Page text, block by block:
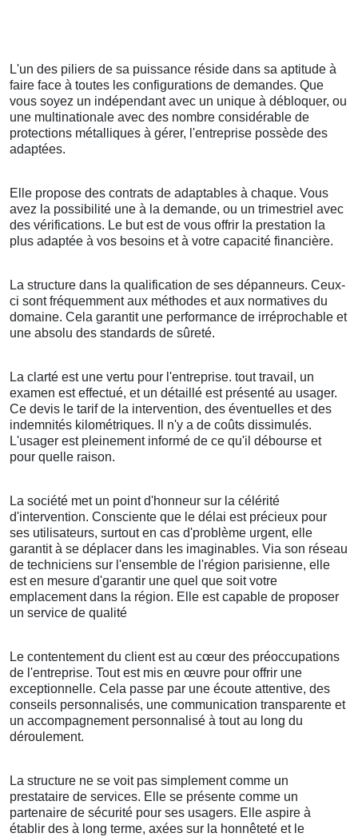
L'un des piliers de sa puissance réside dans sa aptitude à
faire face à toutes les configurations de demandes. Que
vous soyez un indépendant avec un unique à débloquer, ou
une multinationale avec des nombre considérable de
protections métalliques à gérer, l'entreprise possède des
adaptées.
Elle propose des contrats de adaptables à chaque. Vous
avez la possibilité une à la demande, ou un trimestriel avec
des vérifications. Le but est de vous offrir la prestation la
plus adaptée à vos besoins et à votre capacité financière.
La structure dans la qualification de ses dépanneurs. Ceux-
ci sont fréquemment aux méthodes et aux normatives du
domaine. Cela garantit une performance de irréprochable et
une absolu des standards de sûreté.
La clarté est une vertu pour l'entreprise. tout travail, un
examen est effectué, et un détaillé est présenté au usager.
Ce devis le tarif de la intervention, des éventuelles et des
indemnités kilométriques. Il n'y a de coûts dissimulés.
L'usager est pleinement informé de ce qu'il débourse et
pour quelle raison.
La société met un point d'honneur sur la célérité
d'intervention. Consciente que le délai est précieux pour
ses utilisateurs, surtout en cas d'problème urgent, elle
garantit à se déplacer dans les imaginables. Via son réseau
de techniciens sur l'ensemble de l'région parisienne, elle
est en mesure d'garantir une quel que soit votre
emplacement dans la région. Elle est capable de proposer
un service de qualité
Le contentement du client est au cœur des préoccupations
de l'entreprise. Tout est mis en œuvre pour offrir une
exceptionnelle. Cela passe par une écoute attentive, des
conseils personnalisés, une communication transparente et
un accompagnement personnalisé à tout au long du
déroulement.
La structure ne se voit pas simplement comme un
prestataire de services. Elle se présente comme un
partenaire de sécurité pour ses usagers. Elle aspire à
établir des à long terme, axées sur la honnêteté et le